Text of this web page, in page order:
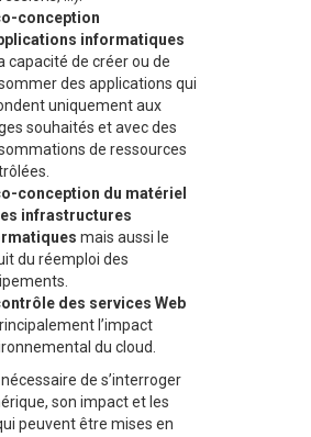
conception
informatiques
capacité de créer ou de
des applications qui
uniquement aux
souhaités et avec des
de ressources
conception du matériel
infrastructures
mais aussi le
du réemploi des
des services Web
l’impact
du cloud.
nécessaire de s’interroger
son impact et les
peuvent être mises en